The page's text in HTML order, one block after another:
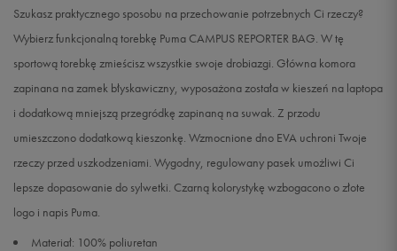
Szukasz praktycznego sposobu na przechowanie potrzebnych Ci rzeczy?
Wybierz funkcjonalną torebkę Puma CAMPUS REPORTER BAG. W tę
sportową torebkę zmieścisz wszystkie swoje drobiazgi. Główna komora
zapinana na zamek błyskawiczny, wyposażona została w kieszeń na laptopa
i dodatkową mniejszą przegródkę zapinaną na suwak. Z przodu
umieszczono dodatkową kieszonkę. Wzmocnione dno EVA uchroni Twoje
rzeczy przed uszkodzeniami. Wygodny, regulowany pasek umożliwi Ci
lepsze dopasowanie do sylwetki. Czarną kolorystykę wzbogacono o złote
logo i napis Puma.
Materiał: 100% poliuretan